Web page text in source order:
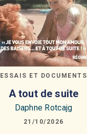
ESSAIS ET DOCUMENTS
A tout de suite
Daphne Rotcajg
21/10/2026